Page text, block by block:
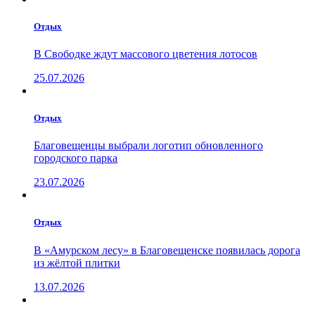
Отдых
В Свободке ждут массового цветения лотосов
25.07.2026
Отдых
Благовещенцы выбрали логотип обновленного
городского парка
23.07.2026
Отдых
В «Амурском лесу» в Благовещенске появилась дорога
из жёлтой плитки
13.07.2026